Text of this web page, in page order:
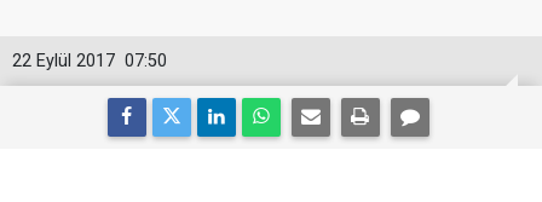
07:50
22 Eylül 2017